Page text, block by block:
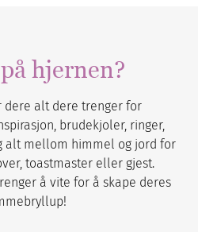
hjernen?
dere alt dere trenger for
brudekjoler, ringer,
alt mellom himmel og jord for
toastmaster eller gjest.
å vite for å skape deres